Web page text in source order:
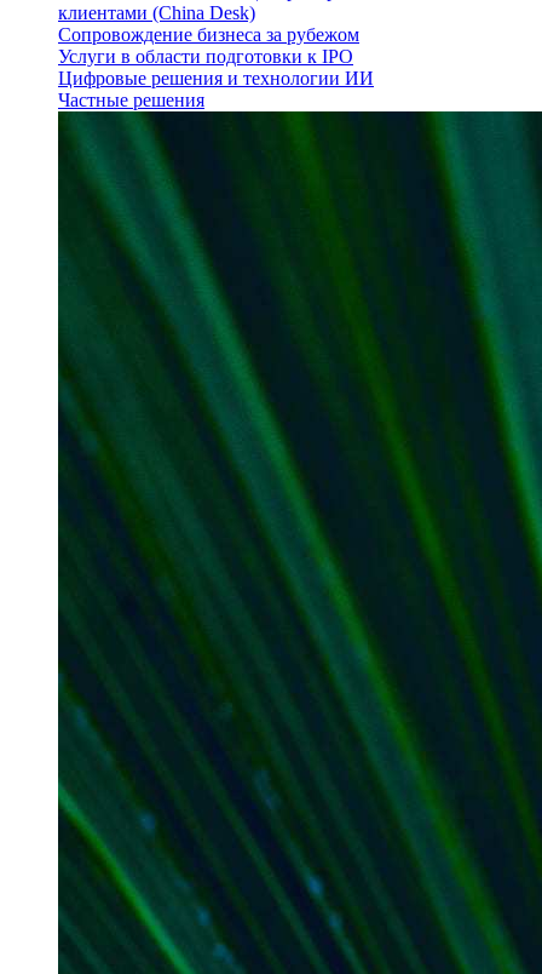
клиентами (China Desk)
Сопровождение бизнеса за рубежом
Услуги в области подготовки к IPO
Цифровые решения и технологии ИИ
Частные решения